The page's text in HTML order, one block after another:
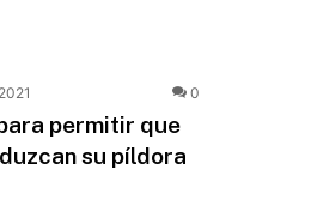
0
permitir que
su píldora